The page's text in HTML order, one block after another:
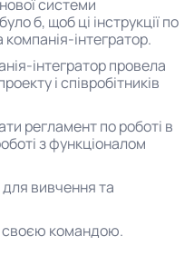
системи
б, щоб ці інструкції по
інтегратор.
інтегратор провела
і співробітників
регламент по роботі в
з функціоналом
вивчення та
своєю командою.